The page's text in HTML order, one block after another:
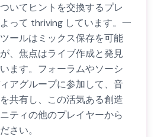
いてヒントを交換するプレ
って thriving しています。一
ールはミックス保存を可能
、焦点はライブ作成と発見
ます。フォーラムやソーシ
アグループに参加して、音
共有し、この活気ある創造
ティの他のプレイヤーから
さい。